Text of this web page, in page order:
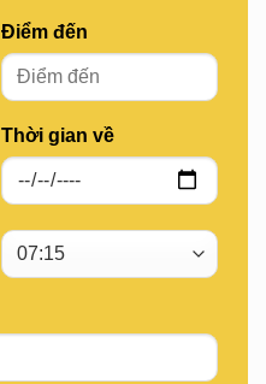
Điểm đến
Thời gian về